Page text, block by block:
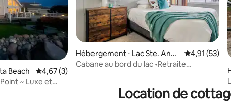
Beach Évaluation moyenne sur la base de 3 commentaires :
4,67 (3)
~ Luxe et
Hébergement ⋅ Lac Ste. Anne
County
Évaluation
4,91 (53)
Cabane au bord du lac •Retraite
Location de